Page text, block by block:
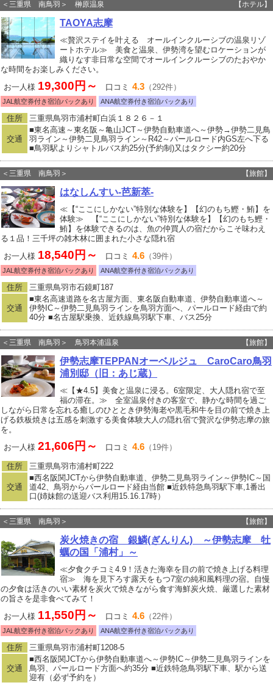
＜三重県 南鳥羽＞ 榊原温泉 【ホテル】
TAOYA志摩
≪贅沢ステイを叶える オールインクルーシブの温泉リゾ
ートホテル≫ 美食と温泉、伊勢湾を望むロケーションが
織りなす非日常な空間でオールインクルーシブのたおやか
な時間をお楽しみください。
お一人様 19,300円～ 口コミ 4.3 （292件）
JAL航空券付き宿泊パックあり ANA航空券付き宿泊パックあり
住所 三重県鳥羽市浦村町白浜１８２６－１
交通
■東名高速～東名阪～亀山JCT～伊勢自動車道へ～伊勢→伊勢二見鳥
羽ライン～伊勢二見鳥羽ライン～R42～パールロード内GS左へ下る
■鳥羽駅よりシャトルバス約25分(予約制)又はタクシー約20分
＜三重県 南鳥羽＞ 【旅館】
はなしんすい-芭新萃-
≪【“ここにしかない”特別な体験を】【幻のもち鰹・鮪】を
体験≫ 【“ここにしかない”特別な体験を】【幻のもち鰹・
鮪】を体験できるのは、魚の仲買人の宿だからこそ味わえ
る１品！三千坪の雑木林に囲まれた小さな隠れ宿
お一人様 18,540円～ 口コミ 4.6 （39件）
JAL航空券付き宿泊パックあり ANA航空券付き宿泊パックあり
住所 三重県鳥羽市石鏡町187
交通
■東名高速道路を名古屋方面、東名阪自動車道、伊勢自動車道へ～
伊勢IC～伊勢二見鳥羽ラインを鳥羽方面へ、パールロード経由で約
40分 ■名古屋駅乗換、近鉄線鳥羽駅下車、バス25分
＜三重県 南鳥羽＞ 鳥羽本浦温泉 【旅館】
伊勢志摩TEPPANオーベルジュ CaroCaro鳥羽
浦別邸（旧：あじ蔵）
≪【★4.5】美食と温泉に浸る。6室限定、大人隠れ宿で至
福の滞在。≫ 全室温泉付きの客室で、静かな時間を過ご
しながら日常を忘れる癒しのひととき伊勢海老や黒毛和牛を目の前で焼き上
げる鉄板焼きは五感を刺激する美食体験大人の隠れ宿で贅沢な伊勢志摩の旅
を。
お一人様 21,606円～ 口コミ 4.6 （19件）
住所 三重県鳥羽市浦村町222
交通
■西名阪関JCTから伊勢自動車道、伊勢二見鳥羽ライン～伊勢IC～国
道42、鳥羽からパールロード経由当館 ■近鉄特急鳥羽駅下車,1番出
口(姉妹館の送迎バス利用15.16.17時）
＜三重県 南鳥羽＞ 【旅館】
炭火焼きの宿 銀鱗(ぎんりん) ～伊勢志摩 牡
蠣の国「浦村」～
≪夕食クチコミ4.9！活きた海幸を目の前で焼き上げる料理
宿≫ 海を見下ろす露天をもつ7室の純和風料理の宿。自慢
の夕食は活きのいい素材を炭火で焼きながら食す海鮮炭火焼、厳選した素材
の旨さを是非食べてみて！
お一人様 11,550円～ 口コミ 4.6 （22件）
JAL航空券付き宿泊パックあり ANA航空券付き宿泊パックあり
住所 三重県鳥羽市浦村町1208-5
交通
■西名阪関JCTから伊勢自動車道へ～伊勢IC～伊勢二見鳥羽ラインを
鳥羽、パールロード方面へ約35分 ■近鉄特急鳥羽駅下車、駅から送
迎有（必ず予約を）